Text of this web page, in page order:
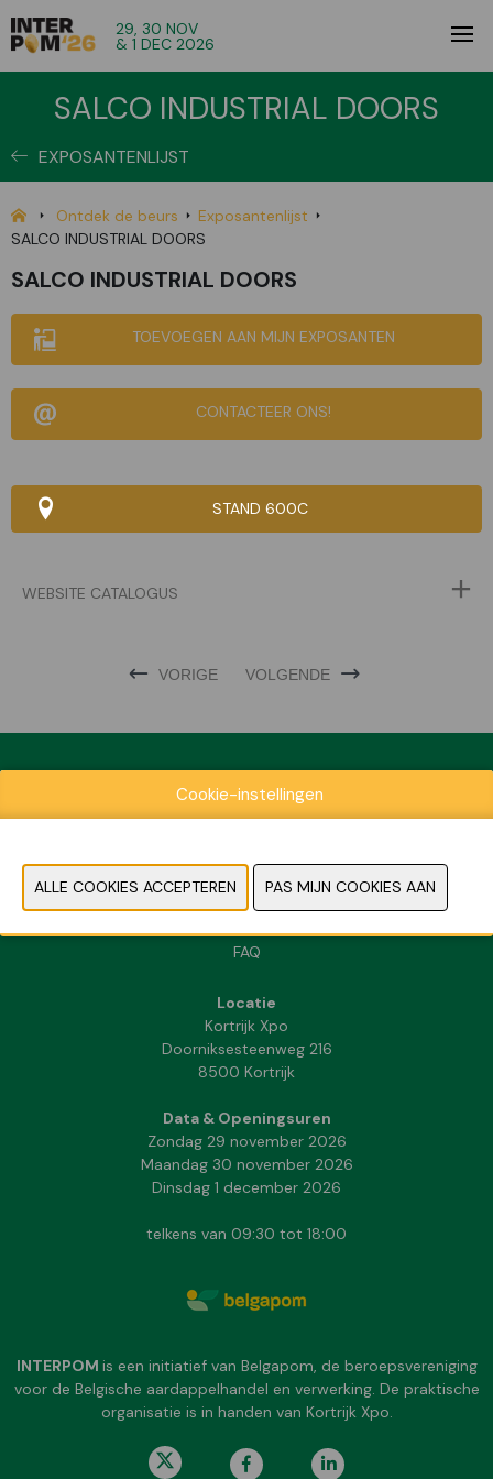
29, 30 NOV
& 1 DEC 2026
SALCO INDUSTRIAL DOORS
EXPOSANTENLIJST
Ontdek de beurs
Exposantenlijst
SALCO INDUSTRIAL DOORS
SALCO INDUSTRIAL DOORS
TOEVOEGEN AAN MIJN EXPOSANTEN
CONTACTEER ONS!
STAND 600C
WEBSITE CATALOGUS
VORIGE VOLGENDE
Exposantenlijst
Contact
Pers- en beeldmateriaal
FAQ
Locatie
Kortrijk Xpo
Doorniksesteenweg 216
8500 Kortrijk
Data & Openingsuren
Zondag 29 november 2026
Maandag 30 november 2026
Dinsdag 1 december 2026
telkens van 09:30 tot 18:00
INTERPOM is een initiatief van Belgapom, de beroepsvereniging
voor de Belgische aardappelhandel en verwerking. De praktische
organisatie is in handen van Kortrijk Xpo.
Cookie-instellingen